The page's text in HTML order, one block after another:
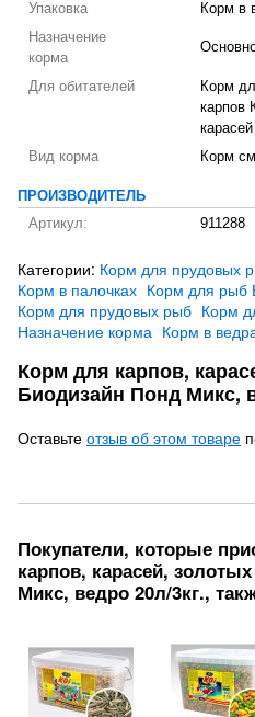
Упаковка
Корм в
Назначение
корма
Для обитателей
Корм
карпов
карасей
Вид корма
Корм
ПРОИЗВОДИТЕЛЬ
Артикул:
911288
Категории: Корм для прудовых
Корм в палочках Корм для рыб
Корм для прудовых рыб Корм
Назначение корма Корм в
Корм для карпов,
Биодизайн Понд Микс,
Оставьте отзыв об этом товаре
Покупатели, которые
карпов, карасей,
Микс, ведро 20л/3кг.,